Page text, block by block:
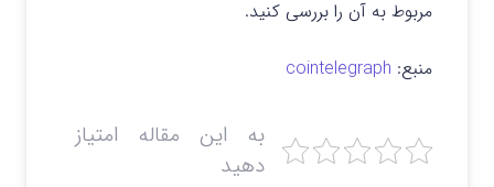
مربوط به آن را بررسی کنید.
منبع: cointelegraph
به این مقاله امتیاز
دهید